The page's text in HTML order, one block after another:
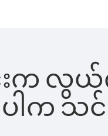
င်းက
ရှိပါက